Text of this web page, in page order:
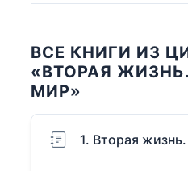
ВСЕ КНИГИ ИЗ
«ВТОРАЯ
МИР»
1. Вторая